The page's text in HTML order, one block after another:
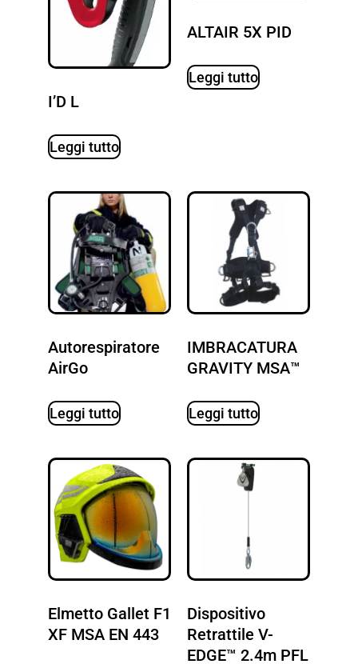
I’D L
Leggi tutto
ALTAIR 5X PID
Leggi tutto
Autorespiratore
AirGo
Leggi tutto
IMBRACATURA
GRAVITY MSA™
Leggi tutto
Elmetto Gallet F1
XF MSA EN 443
Dispositivo
Retrattile V-
EDGE™ 2.4m PFL